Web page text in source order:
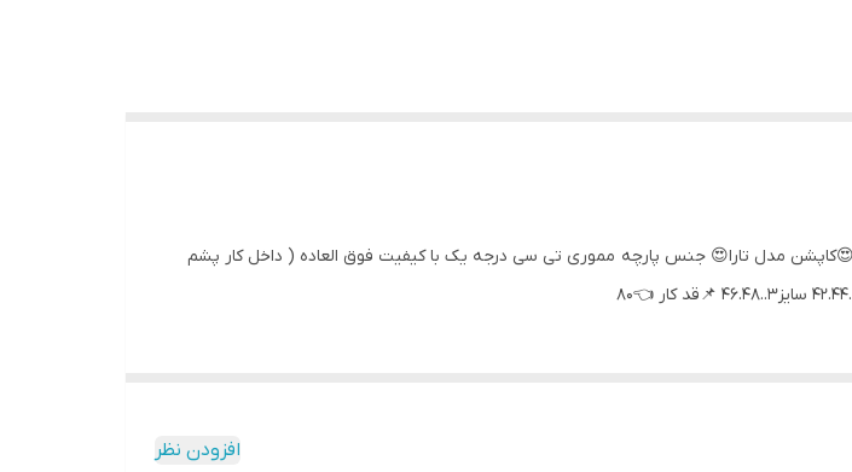
مدل تارا😍 جنس پارچه مموری تی سی درجه یک با کیفیت فوق العاده ( داخل کار پشم
افزودن نظر